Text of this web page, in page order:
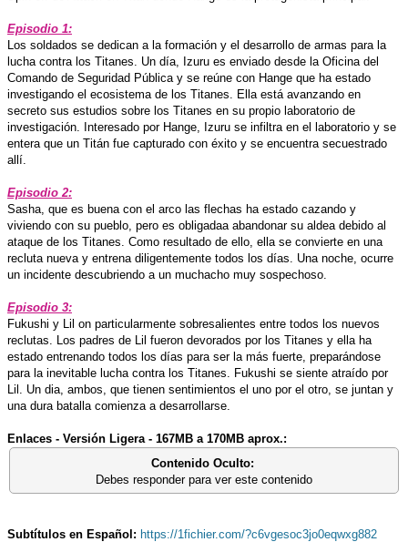
Episodio 1:
Los soldados se dedican a la formación y el desarrollo de armas para la
lucha contra los Titanes. Un día, Izuru es enviado desde la Oficina del
Comando de Seguridad Pública y se reúne con Hange que ha estado
investigando el ecosistema de los Titanes. Ella está avanzando en
secreto sus estudios sobre los Titanes en su propio laboratorio de
investigación. Interesado por Hange, Izuru se infiltra en el laboratorio y se
entera que un Titán fue capturado con éxito y se encuentra secuestrado
allí.
Episodio 2:
Sasha, que es buena con el arco las flechas ha estado cazando y
viviendo con su pueblo, pero es obligadaa abandonar su aldea debido al
ataque de los Titanes. Como resultado de ello, ella se convierte en una
recluta nueva y entrena diligentemente todos los días. Una noche, ocurre
un incidente descubriendo a un muchacho muy sospechoso.
Episodio 3:
Fukushi y Lil on particularmente sobresalientes entre todos los nuevos
reclutas. Los padres de Lil fueron devorados por los Titanes y ella ha
estado entrenando todos los días para ser la más fuerte, preparándose
para la inevitable lucha contra los Titanes. Fukushi se siente atraído por
Lil. Un dia, ambos, que tienen sentimientos el uno por el otro, se juntan y
una dura batalla comienza a desarrollarse.
Enlaces - Versión Ligera - 167MB a 170MB aprox.:
Contenido Oculto:
Debes responder para ver este contenido
Subtítulos en Español: https://1fichier.com/?c6vgesoc3jo0eqwxg882